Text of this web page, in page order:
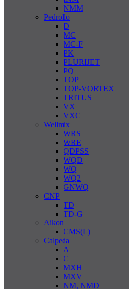
NMM
Pedrollo
D
MC
MC-F
PK
PLURIJET
PQ
TOP
TOP-VORTEX
TRITUS
VX
VXC
Wellmix
WRS
WRE
QDPSS
WQD
WQ
WQ2
GNWQ
CNP
TD
TD-G
Aikon
CMS(L)
Calpeda
A
C
MXH
MXV
NM, NMD